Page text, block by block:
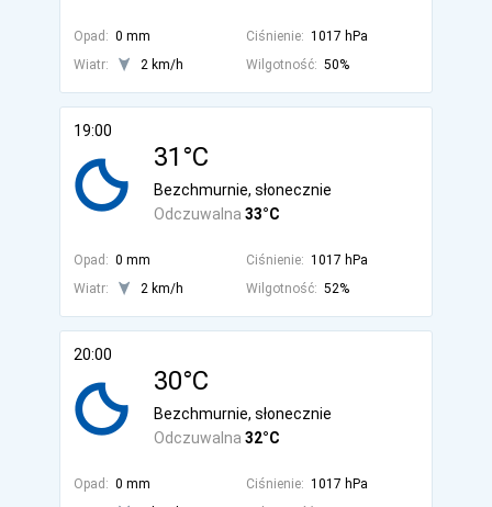
Opad: 0 mm Ciśnienie: 1017 hPa
Wiatr:
2 km/h Wilgotność: 50%
19:00
31°C
Odczuwalna 33°C
Bezchmurnie, słonecznie
Opad: 0 mm Ciśnienie: 1017 hPa
Wiatr:
2 km/h Wilgotność: 52%
20:00
30°C
Odczuwalna 32°C
Bezchmurnie, słonecznie
Opad: 0 mm Ciśnienie: 1017 hPa